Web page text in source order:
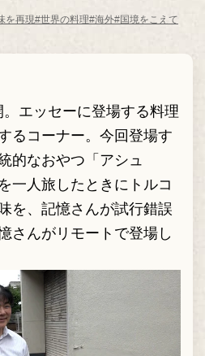
を再現#世界の料理#海外#国境をこえて
エッセーに登場する料理
るコーナー。今回登場す
的なおやつ「アシュ
一人旅したときにトルコ
を、記憶さんが試行錯誤
さんがリモートで登場し